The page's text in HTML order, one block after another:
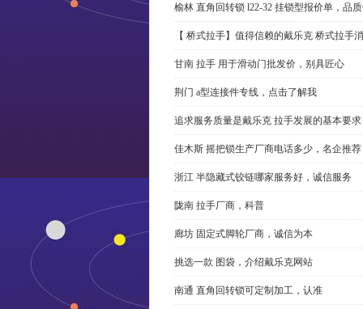
榆林 直角回转锁 l22-32 挂锁型报价单，品
【 桥式拉手】值得信赖的戴乐克 桥式拉手
甘南 拉手 用于滑动门批发价，别具匠心
荆门 a型连接件专线，点击了解我
追求服务质量是戴乐克 拉手发展的基本要求
佳木斯 摇把锁生产厂商电话多少，名企推荐
浙江 半隐藏式铰链哪家服务好，诚信服务
陇南 拉手厂商，科普
廊坊 固定式脚轮厂商，诚信为本
挑选一款 图袋，介绍戴乐克网站
南通 直角回转锁可定制加工，认准